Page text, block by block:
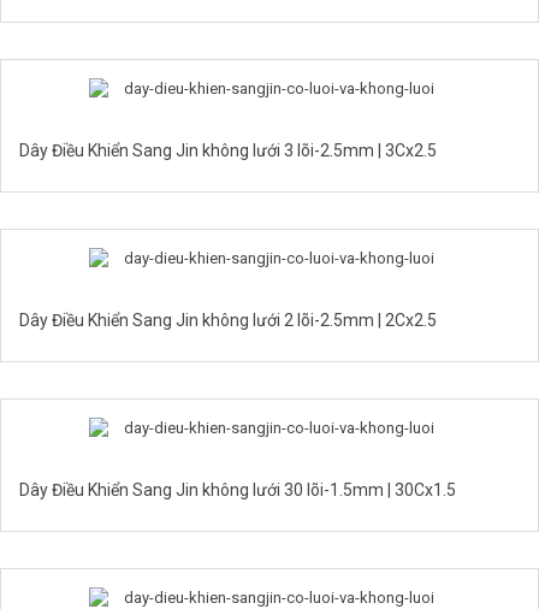
Dây Điều Khiển Sang Jin không lưới 3 lõi-2.5mm | 3Cx2.5
Dây Điều Khiển Sang Jin không lưới 2 lõi-2.5mm | 2Cx2.5
Dây Điều Khiển Sang Jin không lưới 30 lõi-1.5mm | 30Cx1.5